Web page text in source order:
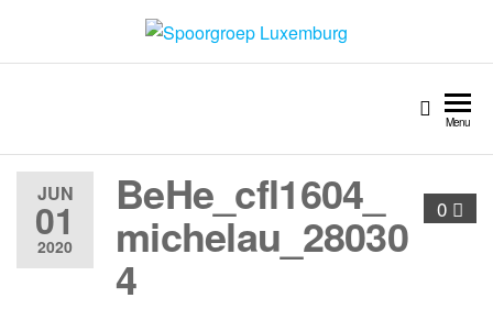
Spoorgroep Luxemburg
Menu
JUN
01
2020
0
BeHe_cfl1604_
michelau_28030
4